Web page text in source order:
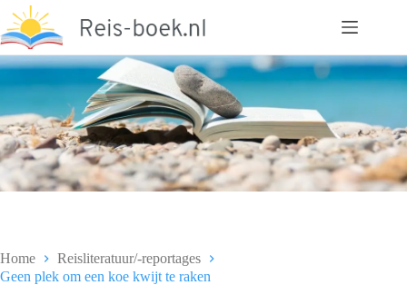
naar
de
inhoud
Home
Reisliteratuur/-reportages
Geen plek om een koe kwijt te raken